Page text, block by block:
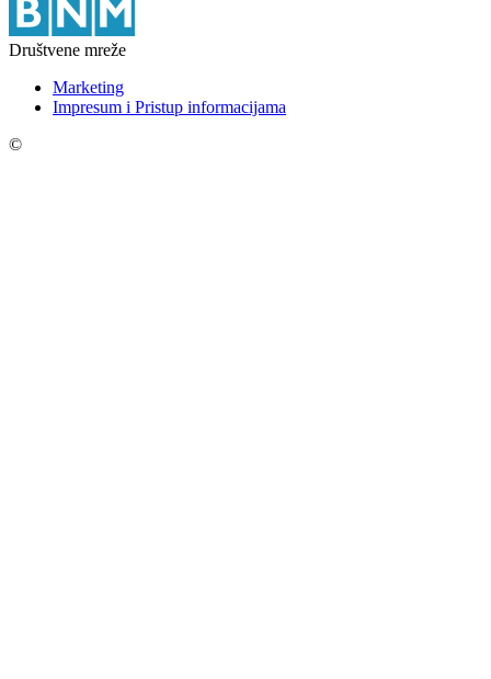
Društvene mreže
Marketing
Impresum i Pristup informacijama
©